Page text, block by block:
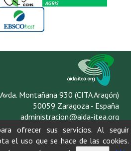
Avda. Montañana 930 (CITA Aragón)
50059 Zaragoza - España
administracion@aida-itea.org
976 716 305
ofrecer sus servicios. Al seguir
el uso que se hace de las cookies.